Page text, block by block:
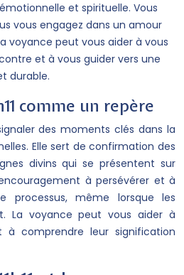
et spirituelle. Vous
vous engagez dans un amour
voyance peut vous aider à vous
et à vous guider vers une
durable.
comme un repère
signaler des moments clés dans la
Elle sert de confirmation des
divins qui se présentent sur
à persévérer et à
processus, même lorsque les
La voyance peut vous aider à
à comprendre leur signification